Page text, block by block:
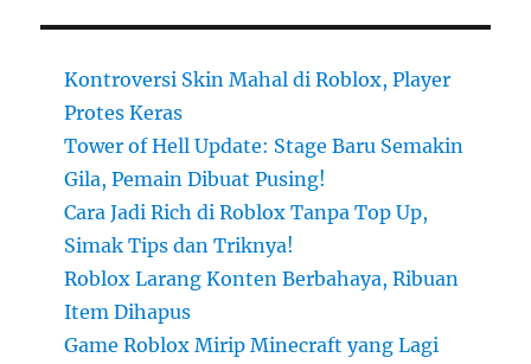
Kontroversi Skin Mahal di Roblox, Player
Protes Keras
Tower of Hell Update: Stage Baru Semakin
Gila, Pemain Dibuat Pusing!
Cara Jadi Rich di Roblox Tanpa Top Up,
Simak Tips dan Triknya!
Roblox Larang Konten Berbahaya, Ribuan
Item Dihapus
Game Roblox Mirip Minecraft yang Lagi